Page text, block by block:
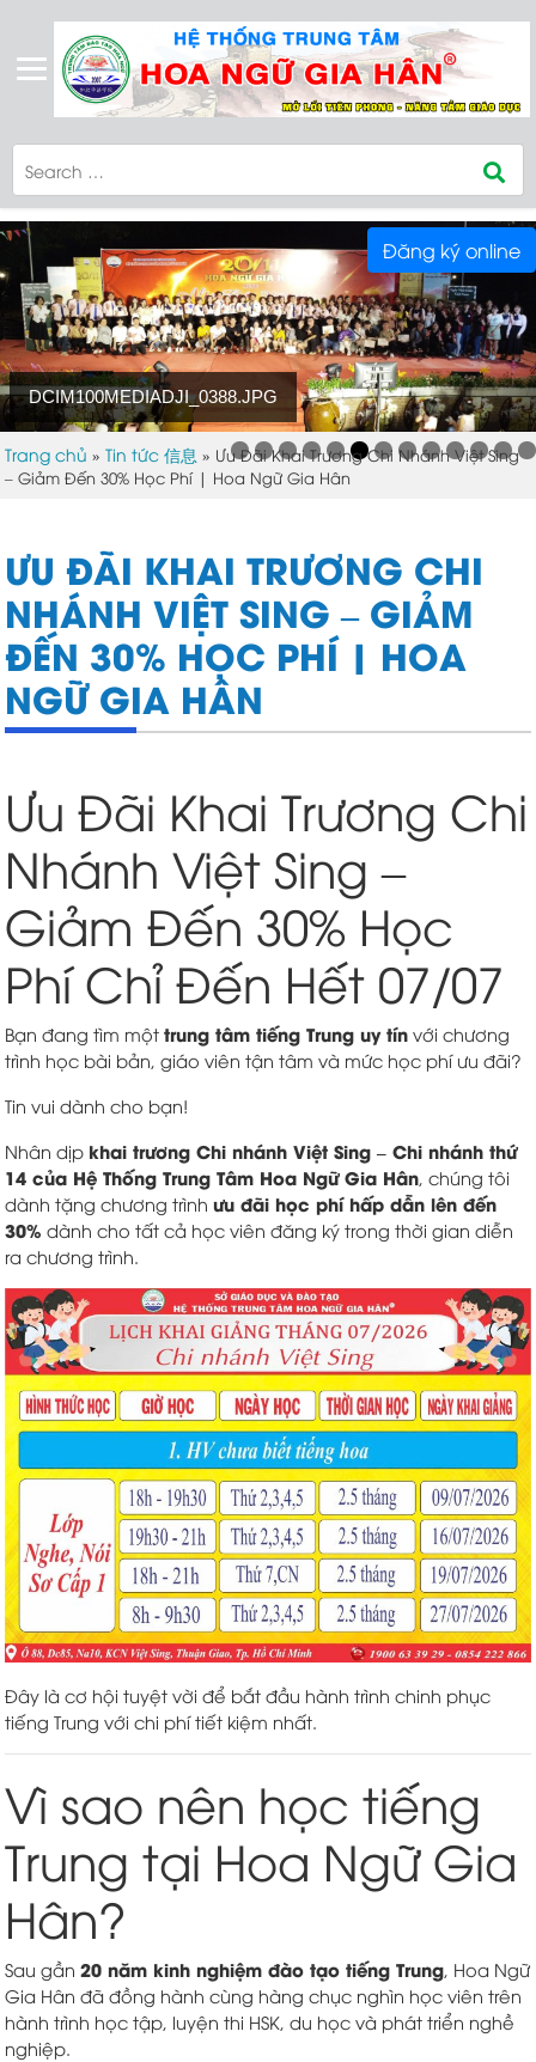
DCIM100MEDIADJI_0388.JPG
Trang chủ »Tin tức 信息 » Ưu Đãi Khai Trương Chi Nhánh Việt Sing
– Giảm Đến 30% Học Phí | Hoa Ngữ Gia Hân
ƯU ĐÃI KHAI TRƯƠNG CHI
NHÁNH VIỆT SING – GIẢM
ĐẾN 30% HỌC PHÍ | HOA
NGỮ GIA HÂN
Ưu Đãi Khai Trương Chi
Nhánh Việt Sing –
Giảm Đến 30% Học
Phí Chỉ Đến Hết 07/07
Bạn đang tìm mộttrung tâm tiếng Trung uy tín với chương
trình học bài bản, giáo viên tận tâm và mức học phí ưu đãi?
Tin vui dành cho bạn!
Nhân dịp khai trương Chi nhánh Việt Sing – Chi nhánh thứ
14 của Hệ Thống Trung Tâm Hoa Ngữ Gia Hân, chúng tôi
dành tặng chương trìnhưu đãi học phí hấp dẫn lên đến
30% dành cho tất cả học viên đăng ký trong thời gian diễn
ra chương trình.
Đây là cơ hội tuyệt vời để bắt đầu hành trình chinh phục
tiếng Trung với chi phí tiết kiệm nhất.
Vì sao nên học tiếng
Trung tại Hoa Ngữ Gia
Hân?
Sau gần20 năm kinh nghiệm đào tạo tiếng Trung, Hoa Ngữ
Gia Hân đã đồng hành cùng hàng chục nghìn học viên trên
hành trình học tập, luyện thi HSK, du học và phát triển nghề
nghiệp.
Đăng ký online